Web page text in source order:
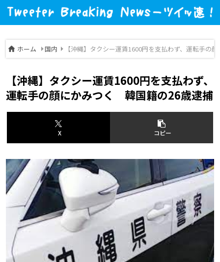
ホーム 国内 【沖縄】タクシー運賃1600円を支払わず、運転手
【沖縄】タクシー運賃1600円を支払わず、
運転手の顔にかみつく 韓国籍の26歳逮捕
X コピー